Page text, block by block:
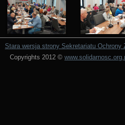
Stara wersja strony Sekretariatu Ochrony
Copyrights 2012 ©